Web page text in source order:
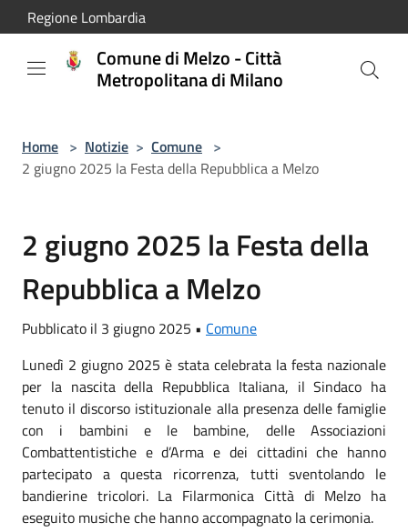
Salta al contenuto principale
Regione Lombardia
Comune di Melzo - Città
Metropolitana di Milano
Home > Notizie > Comune >
2 giugno 2025 la Festa della Repubblica a Melzo
2 giugno 2025 la Festa della
Repubblica a Melzo
Pubblicato il 3 giugno 2025 • Comune
Lunedì 2 giugno 2025 è stata celebrata la festa nazionale
per la nascita della Repubblica Italiana, il Sindaco ha
tenuto il discorso istituzionale alla presenza delle famiglie
con i bambini e le bambine, delle Associazioni
Combattentistiche e d’Arma e dei cittadini che hanno
partecipato a questa ricorrenza, tutti sventolando le
bandierine tricolori. La Filarmonica Città di Melzo ha
eseguito musiche che hanno accompagnato la cerimonia.